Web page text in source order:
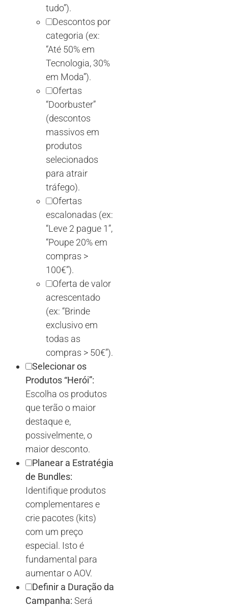
tudo”).
Descontos por
categoria (ex:
“Até 50% em
Tecnologia, 30%
em Moda”).
Ofertas
“Doorbuster”
(descontos
massivos em
produtos
selecionados
para atrair
tráfego).
Ofertas
escalonadas (ex:
“Leve 2 pague 1”,
“Poupe 20% em
compras >
100€”).
Oferta de valor
acrescentado
(ex: “Brinde
exclusivo em
todas as
compras > 50€”).
Selecionar os
Produtos “Herói”:
Escolha os produtos
que terão o maior
destaque e,
possivelmente, o
maior desconto.
Planear a Estratégia
de Bundles:
Identifique produtos
complementares e
crie pacotes (kits)
com um preço
especial. Isto é
fundamental para
aumentar o AOV.
Definir a Duração da
Campanha: Será